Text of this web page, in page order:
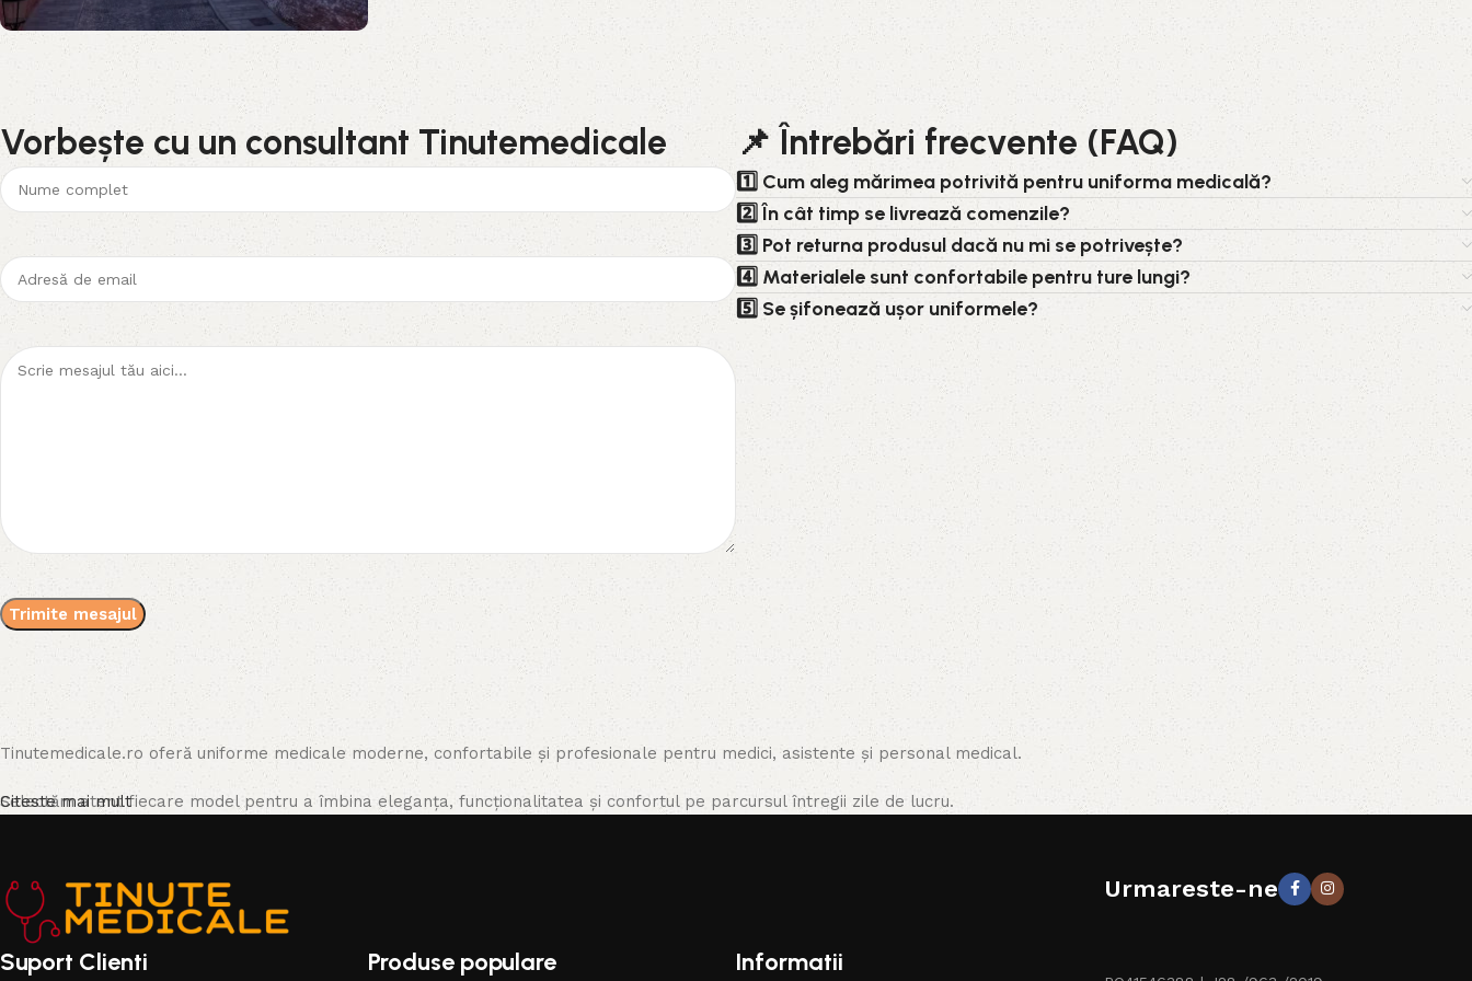
Vorbește cu un consultant Tinutemedicale 📌 Întrebări frecvente (FAQ)
1️⃣ Cum aleg mărimea potrivită pentru uniforma medicală?
2️⃣ În cât timp se livrează comenzile?
3️⃣ Pot returna produsul dacă nu mi se potrivește?
4️⃣ Materialele sunt confortabile pentru ture lungi?
5️⃣ Se șifonează ușor uniformele?
Tinutemedicale.ro oferă uniforme medicale moderne, confortabile și profesionale pentru medici, asistente și personal medical.
Selectăm atent fiecare model pentru a îmbina eleganța, funcționalitatea și confortul pe parcursul întregii zile de lucru.
Citeste mai mult
Suport Clienti Produse populare Informatii
Urmareste-ne